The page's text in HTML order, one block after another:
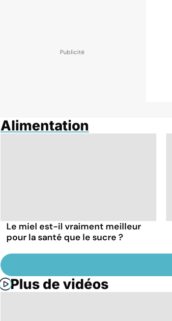
Alimentation
Le miel est-il vraiment meilleur
pour la santé que le sucre ?
Plus de vidéos